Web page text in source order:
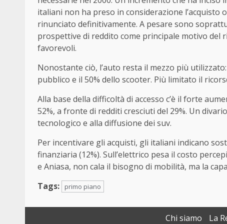
italiani non ha preso in considerazione
rinunciato definitivamente. A pesare sono
prospettive di reddito come principale motivo del
favorevoli.
Nonostante ciò, l’auto resta il mezzo più
pubblico e il 50% dello scooter. Più limitato il
Alla base della difficoltà di accesso c’è il forte
52%, a fronte di redditi cresciuti del 29%. Un
tecnologico e alla diffusione dei suv.
Per incentivare gli acquisti, gli italiani indicano
finanziaria (12%). Sull’elettrico pesa il costo
e Aniasa, non cala il bisogno di mobilità, ma la
Tags:
primo piano
Chi siamo La